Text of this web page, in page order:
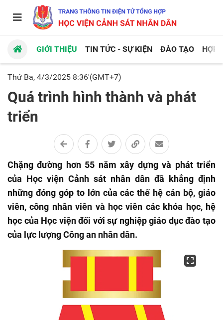
GIỚI THIỆU TIN TỨC - SỰ KIỆN ĐÀO TẠO HỢP
Thứ Ba, 4/3/2025 8:36'(GMT+7)
Quá trình hình thành và phát
triển
Chặng đường hơn 55 năm xây dựng và phát triển
của Học viện Cảnh sát nhân dân đã khẳng định
những đóng góp to lớn của các thế hệ cán bộ, giáo
viên, công nhân viên và học viên các khóa học, hệ
học của Học viện đối với sự nghiệp giáo dục đào tạo
của lực lượng Công an nhân dân.